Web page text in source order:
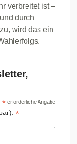
verbreitet ist –
durch
wird das ein
*erforderliche Angabe
*